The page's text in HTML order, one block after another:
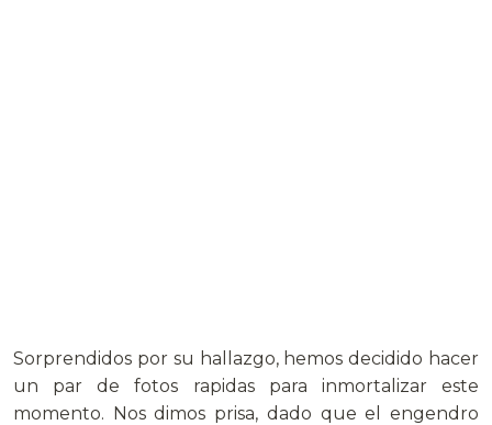
Sorprendidos por su hallazgo, hemos decidido hacer
un par de fotos rapidas para inmortalizar este
momento. Nos dimos prisa, dado que el engendro